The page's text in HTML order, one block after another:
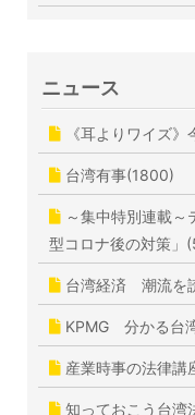
ニュース
《耳よりワイズ
台湾有事(1800)
～集中特別連載
型コロナ後の対策」
台湾経済 潮流を
KPMG 分かる台
産業時事の法律講
知っておこう台湾